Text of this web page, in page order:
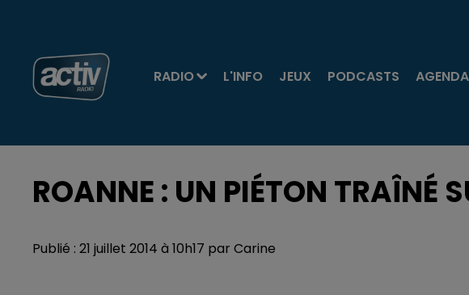
RADIO L'INFO JEUX PODCASTS AGENDA
ROANNE : UN PIÉTON TRAÎNÉ
Publié : 21 juillet 2014 à 10h17 par Carine